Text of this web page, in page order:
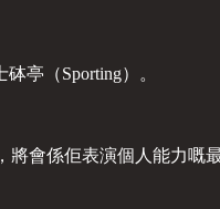
亭（Sporting）。
會係佢表演個人能力嘅最